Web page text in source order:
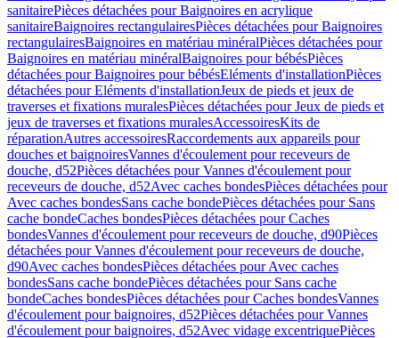
sanitairePièces détachées pour Baignoires en acrylique
sanitaireBaignoires rectangulairesPièces détachées pour Baignoires
rectangulairesBaignoires en matériau minéralPièces détachées pour
Baignoires en matériau minéralBaignoires pour bébésPièces
détachées pour Baignoires pour bébésEléments d'installationPièces
détachées pour Eléments d'installationJeux de pieds et jeux de
traverses et fixations muralesPièces détachées pour Jeux de pieds et
jeux de traverses et fixations muralesAccessoiresKits de
réparationAutres accessoiresRaccordements aux appareils pour
douches et baignoiresVannes d'écoulement pour receveurs de
douche, d52Pièces détachées pour Vannes d'écoulement pour
receveurs de douche, d52Avec caches bondesPièces détachées pour
Avec caches bondesSans cache bondePièces détachées pour Sans
cache bondeCaches bondesPièces détachées pour Caches
bondesVannes d'écoulement pour receveurs de douche, d90Pièces
détachées pour Vannes d'écoulement pour receveurs de douche,
d90Avec caches bondesPièces détachées pour Avec caches
bondesSans cache bondePièces détachées pour Sans cache
bondeCaches bondesPièces détachées pour Caches bondesVannes
d'écoulement pour baignoires, d52Pièces détachées pour Vannes
d'écoulement pour baignoires, d52Avec vidage excentriquePièces